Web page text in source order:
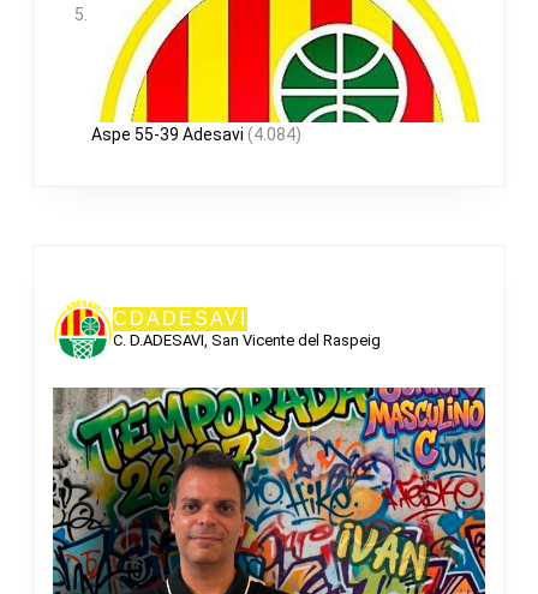
Aspe 55-39 Adesavi (4.084)
CDADESAVI
C. D.ADESAVI, San Vicente del Raspeig